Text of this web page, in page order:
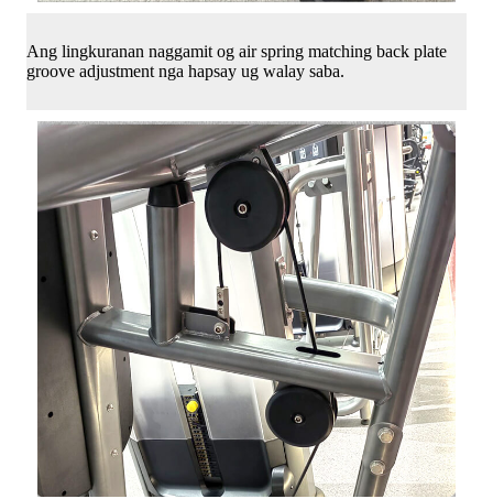
Ang lingkuranan naggamit og air spring matching back plate
groove adjustment nga hapsay ug walay saba.